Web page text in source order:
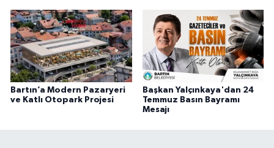
Bartın’a Modern Pazaryeri
ve Katlı Otopark Projesi
Başkan Yalçınkaya'dan 24
Temmuz Basın Bayramı
Mesajı